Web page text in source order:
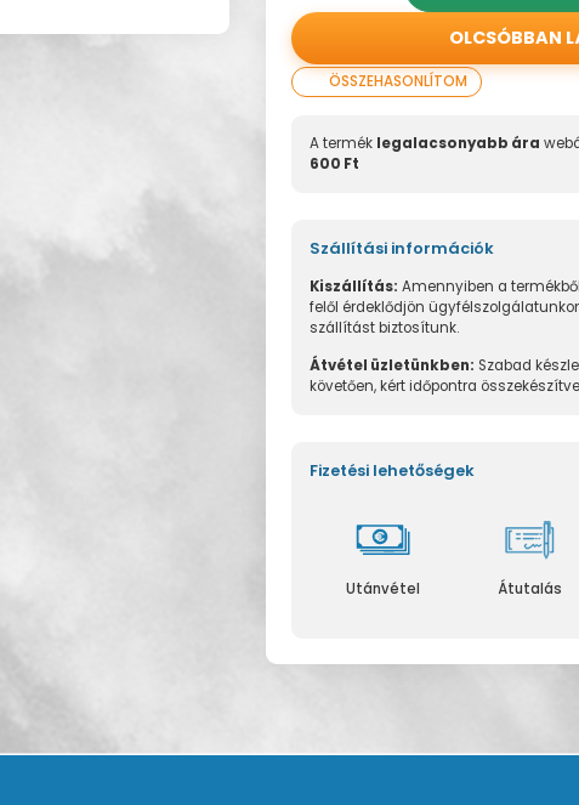
OLCSÓBBAN
ÖSSZEHASONLÍTOM
A termék legalacsonyabb ára
600 Ft
Szállítási információk
Kiszállítás: Amennyiben a
felől érdeklődjön
szállítást biztosítunk.
Átvétel üzletünkben: Szabad
követően, kért időpontra
Fizetési lehetőségek
Utánvétel Átutalás